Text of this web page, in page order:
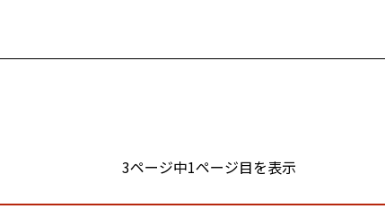
3ページ中1ページ目を表示